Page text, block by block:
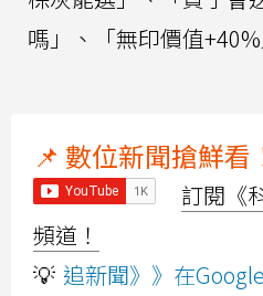
嗎」、「無印價值+40%
📌 數位新聞搶鮮看
訂閱《
頻道！
💡 追新聞》》在